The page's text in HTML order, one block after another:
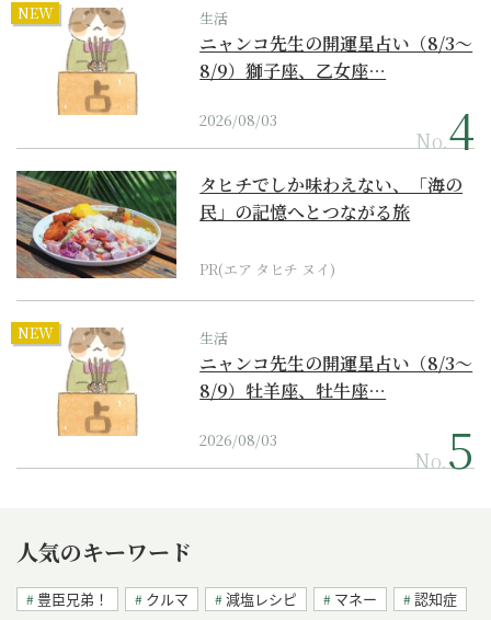
NEW 生活
ニャンコ先生の開運星占い（8/3～
8/9）獅子座、乙女座…
2026/08/03
No.
タヒチでしか味わえない、「海の
民」の記憶へとつながる旅
PR(エア タヒチ ヌイ)
NEW 生活
ニャンコ先生の開運星占い（8/3～
8/9）牡羊座、牡牛座…
2026/08/03
No.
人気のキーワード
豊臣兄弟！ クルマ 減塩レシピ マネー
認知症